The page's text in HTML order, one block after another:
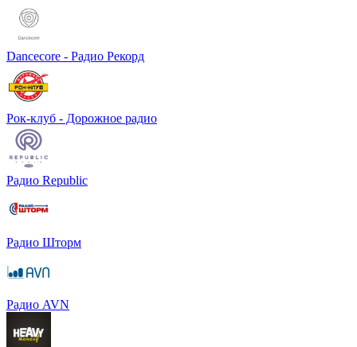
Dancecore - Радио Рекорд
Рок-клуб - Дорожное радио
Радио Republic
Радио Шторм
Радио AVN